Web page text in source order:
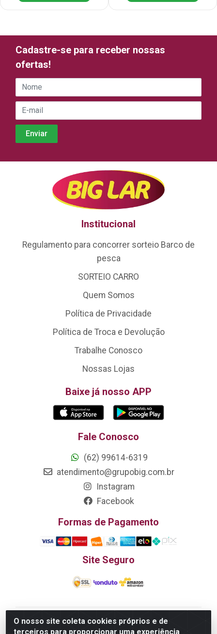
O nosso site coleta cookies próprios e de
terceiros para proporcionar uma experiência
Cadastre-se para receber nossas
ofertas!
Institucional
Regulamento para concorrer sorteio Barco de
pesca
SORTEIO CARRO
Quem Somos
Política de Privacidade
Política de Troca e Devolução
Trabalhe Conosco
Nossas Lojas
Baixe já nosso APP
Fale Conosco
(62) 99614-6319
atendimento@grupobig.com.br
Instagram
Facebook
Formas de Pagamento
Site Seguro
Edn Utilidades Domésticas Importação e Exportação
LTDA - R. Edmundo Pinto da Cunha, LT APM 06, N 133 -